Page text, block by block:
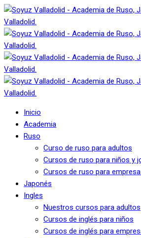
Inicio
Academia
Ruso
Curso de ruso para adultos
Cursos de ruso para niños y
Cursos de ruso para
Japonés
Ingles
Nuestros cursos para adultos
Cursos de inglés para niños
Cursos de inglés para